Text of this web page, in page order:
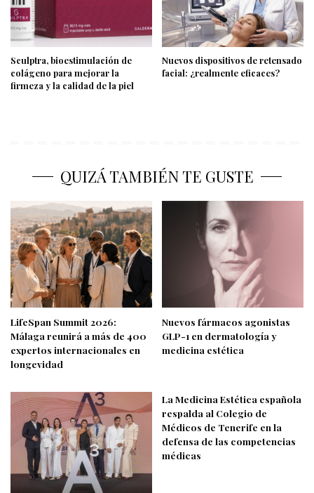
Sculptra, bioestimulación de
colágeno para mejorar la
firmeza y la calidad de la piel
Nuevos dispositivos de retensado
facial: ¿realmente eficaces?
QUIZÁ TAMBIÉN TE GUSTE
LifeSpan Summit 2026:
Málaga reunirá a más de 400
expertos internacionales en
longevidad
Nuevos fármacos agonistas
GLP-1 en dermatología y
medicina estética
La Medicina Estética española
respalda al Colegio de
Médicos de Tenerife en la
defensa de las competencias
médicas